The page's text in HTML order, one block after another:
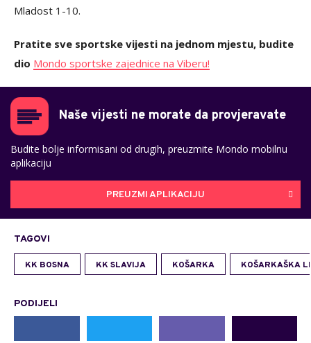
Mladost 1-10.
Pratite sve sportske vijesti na jednom mjestu, budite
dio Mondo sportske zajednice na Viberu!
Naše vijesti ne morate da provjeravate
Budite bolje informisani od drugih, preuzmite Mondo mobilnu
aplikaciju
PREUZMI APLIKACIJU
TAGOVI
KK BOSNA KK SLAVIJA KOŠARKA KOŠARKAŠKA
PODIJELI